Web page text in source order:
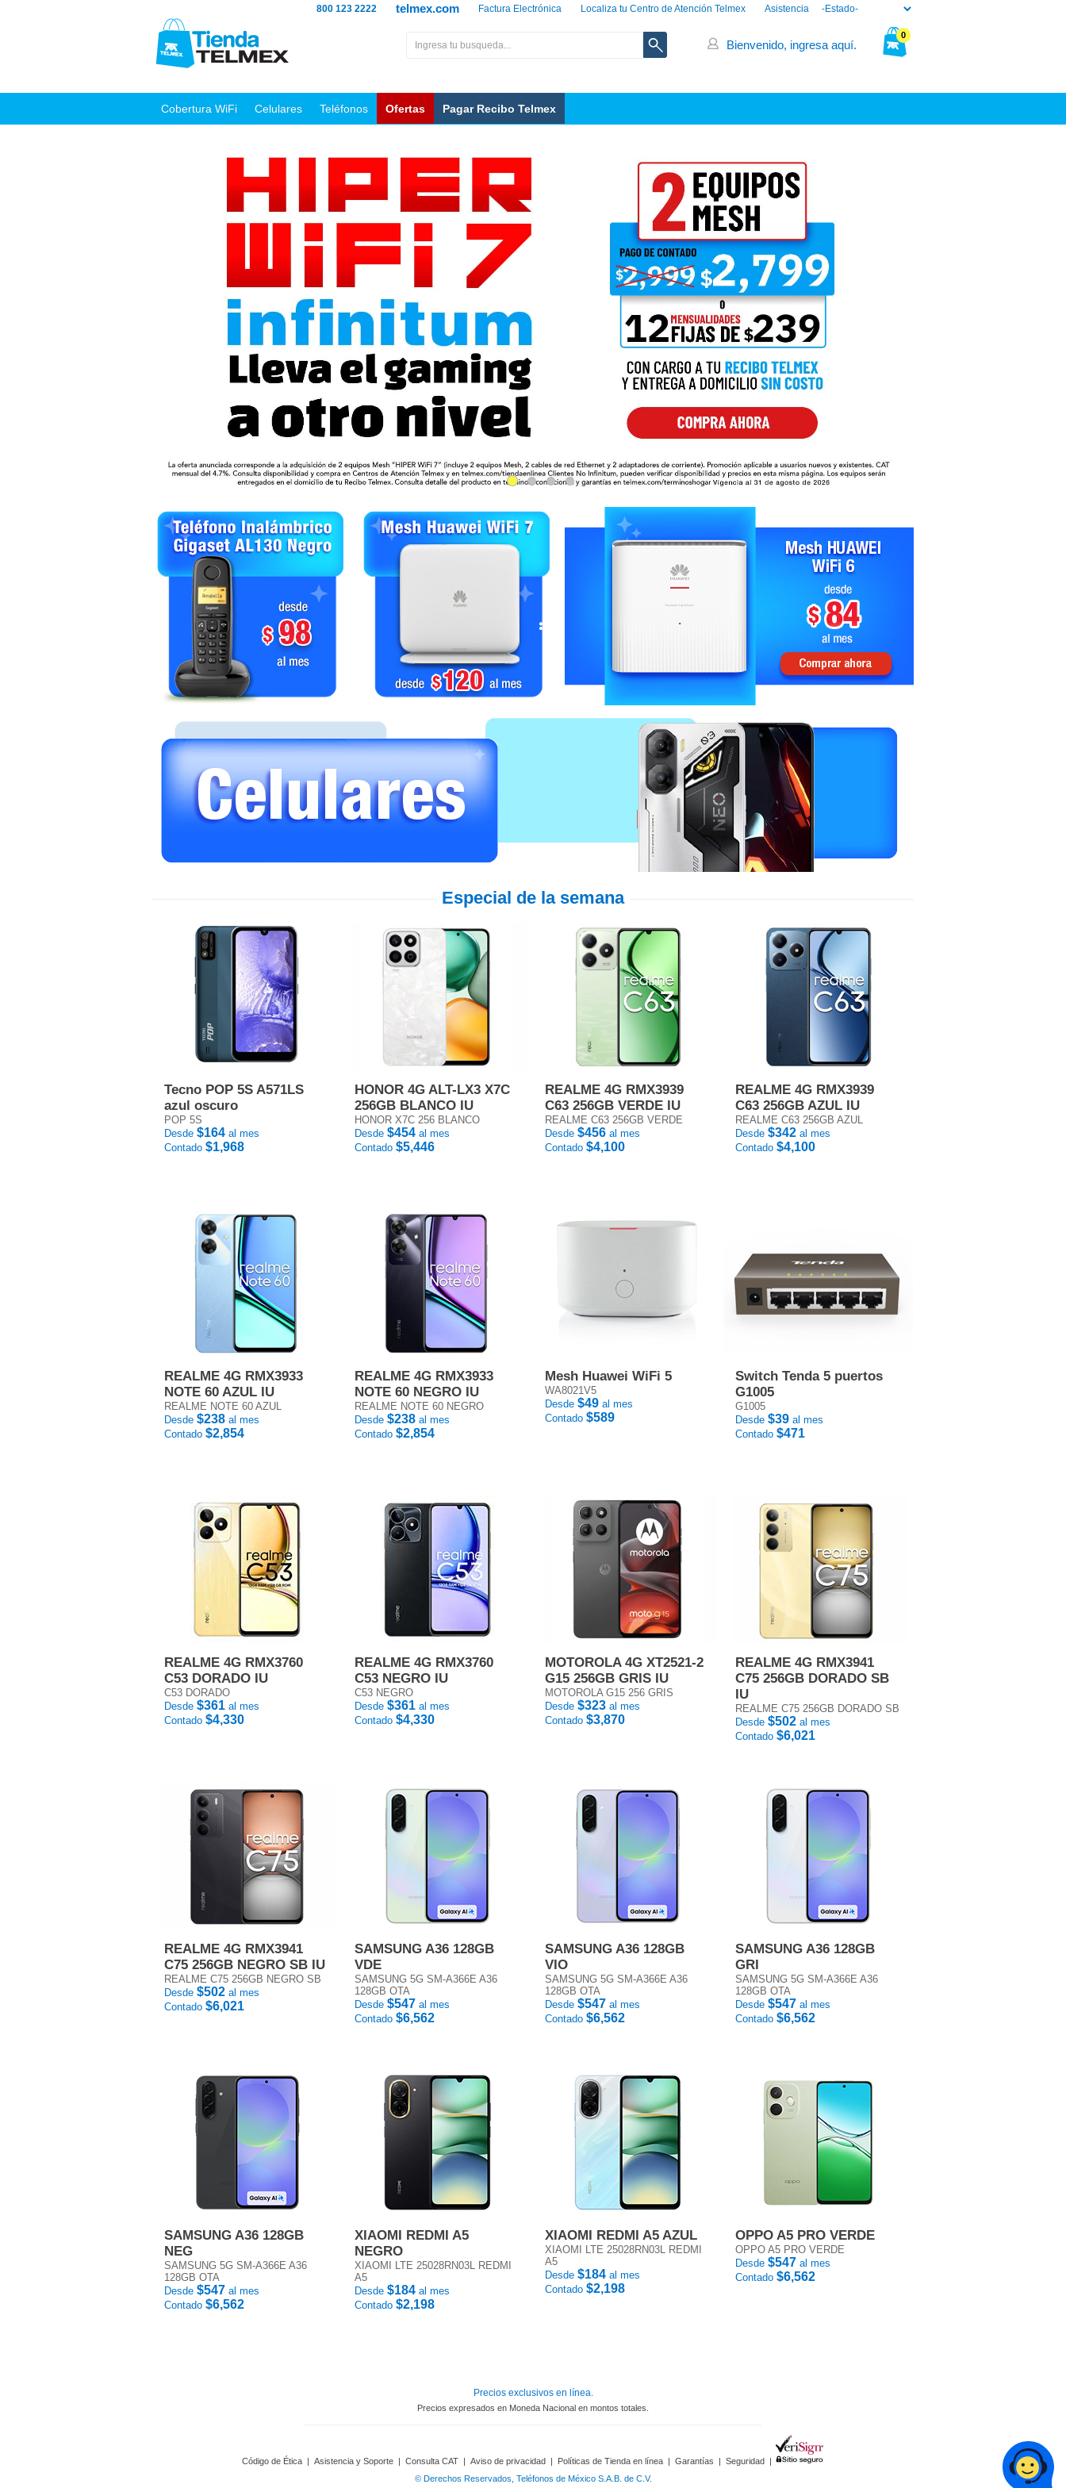
Asistencia
Localiza tu Centro de Atención Telmex
Factura Electrónica
telmex.com
800 123 2222
0
Bienvenido, ingresa aquí.
Cobertura WiFi Celulares Teléfonos Ofertas Pagar Recibo Telmex
Especial de la semana
Tecno POP 5S A571LS
azul oscuro
POP 5S
Desde $164 al mes
Contado $1,968
HONOR 4G ALT-LX3 X7C
256GB BLANCO IU
HONOR X7C 256 BLANCO
Desde $454 al mes
Contado $5,446
REALME 4G RMX3939
C63 256GB VERDE IU
REALME C63 256GB VERDE
Desde $456 al mes
Contado $4,100
REALME 4G RMX3939
C63 256GB AZUL IU
REALME C63 256GB AZUL
Desde $342 al mes
Contado $4,100
REALME 4G RMX3933
NOTE 60 AZUL IU
REALME NOTE 60 AZUL
Desde $238 al mes
Contado $2,854
REALME 4G RMX3933
NOTE 60 NEGRO IU
REALME NOTE 60 NEGRO
Desde $238 al mes
Contado $2,854
Mesh Huawei WiFi 5
WA8021V5
Desde $49 al mes
Contado $589
Switch Tenda 5 puertos
G1005
G1005
Desde $39 al mes
Contado $471
REALME 4G RMX3760
C53 DORADO IU
C53 DORADO
Desde $361 al mes
Contado $4,330
REALME 4G RMX3760
C53 NEGRO IU
C53 NEGRO
Desde $361 al mes
Contado $4,330
MOTOROLA 4G XT2521-2
G15 256GB GRIS IU
MOTOROLA G15 256 GRIS
Desde $323 al mes
Contado $3,870
REALME 4G RMX3941
C75 256GB DORADO SB
IU
REALME C75 256GB DORADO SB
Desde $502 al mes
Contado $6,021
REALME 4G RMX3941
C75 256GB NEGRO SB IU
REALME C75 256GB NEGRO SB
Desde $502 al mes
Contado $6,021
SAMSUNG A36 128GB
VDE
SAMSUNG 5G SM-A366E A36
128GB OTA
Desde $547 al mes
Contado $6,562
SAMSUNG A36 128GB
VIO
SAMSUNG 5G SM-A366E A36
128GB OTA
Desde $547 al mes
Contado $6,562
SAMSUNG A36 128GB
GRI
SAMSUNG 5G SM-A366E A36
128GB OTA
Desde $547 al mes
Contado $6,562
SAMSUNG A36 128GB
NEG
SAMSUNG 5G SM-A366E A36
128GB OTA
Desde $547 al mes
Contado $6,562
XIAOMI REDMI A5
NEGRO
XIAOMI LTE 25028RN03L REDMI
A5
Desde $184 al mes
Contado $2,198
XIAOMI REDMI A5 AZUL
XIAOMI LTE 25028RN03L REDMI
A5
Desde $184 al mes
Contado $2,198
OPPO A5 PRO VERDE
OPPO A5 PRO VERDE
Desde $547 al mes
Contado $6,562
Precios exclusivos en línea.
Precios expresados en Moneda Nacional en montos totales.
Código de Ética | Asistencia y Soporte | Consulta CAT | Aviso de privacidad | Políticas de Tienda en línea | Garantías | Seguridad |
© Derechos Reservados, Teléfonos de México S.A.B. de C.V.